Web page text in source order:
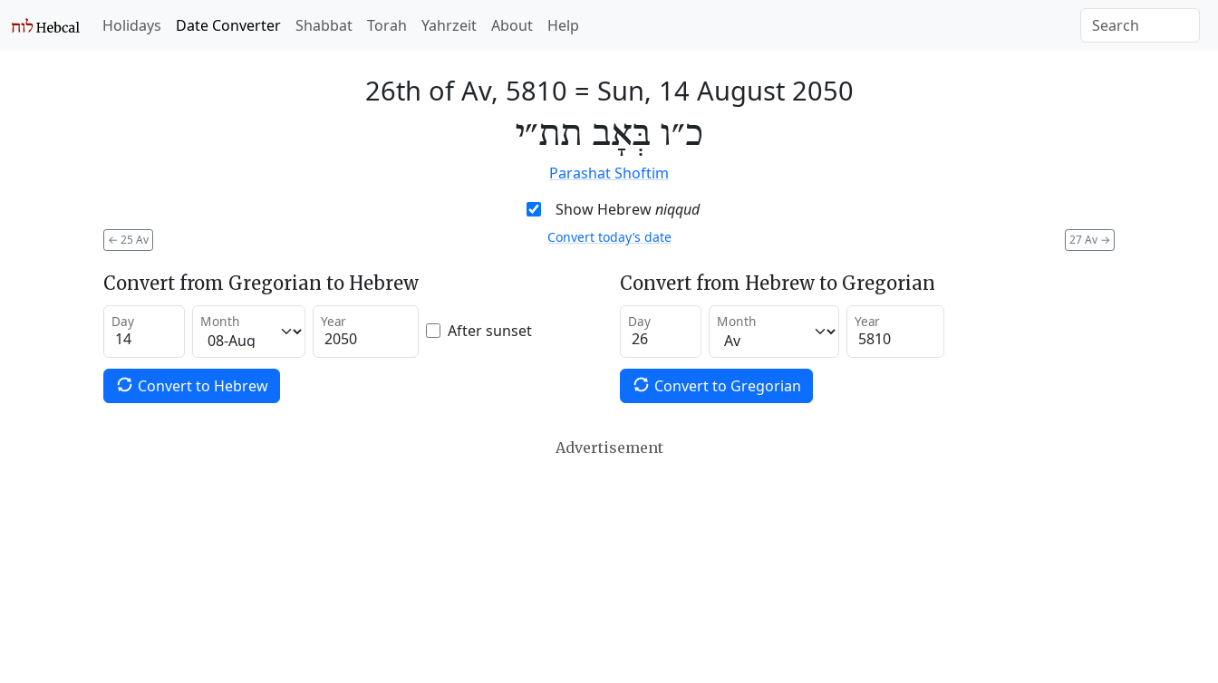
Holidays Date Converter Shabbat Torah Yahrzeit About Help
26th of Av, 5810 = Sun, 14 August 2050
כ״ו בְּאָב תת״י
Parashat Shoftim
Show Hebrewniqqud
← 25 Av 27 Av →
Convert today’s date
Convert from Gregorian to Hebrew
Day Month Year After sunset
Convert to Hebrew
Convert from Hebrew to Gregorian
Day Month Year
Convert to Gregorian
Advertisement